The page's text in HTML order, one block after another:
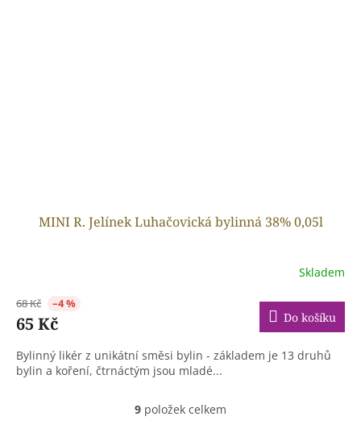
MINI R. Jelínek Luhačovická bylinná 38% 0,05l
Skladem
68 Kč –4 %
65 Kč Do košíku
Bylinný likér z unikátní směsi bylin - základem je 13 druhů
bylin a koření, čtrnáctým jsou mladé...
O
9 položek celkem